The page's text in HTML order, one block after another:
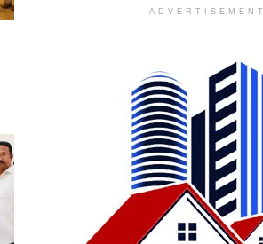
ADVERTISEMENT